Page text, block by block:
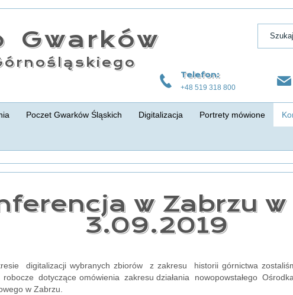
Gwarków
Telefon:
+48 519 318 800
Poczet Gwarków Śląskich Digitalizacja Portrety mówione
w Zabrzu
3.09.2019
digitalizacji wybranych zbiorów z zakresu historii górnictwa
dotyczące omówienia zakresu działania nowopowstałego
w Zabrzu.